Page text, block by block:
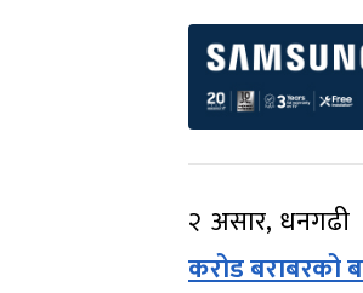
२ असार, धनगढी
करोड बराबरको